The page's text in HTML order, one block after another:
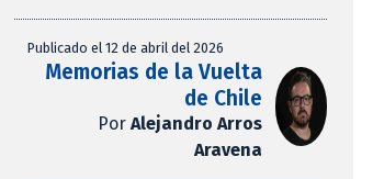
Publicado el 12 de abril del 2026
Memorias de la Vuelta
de Chile
Por Alejandro Arros
Aravena